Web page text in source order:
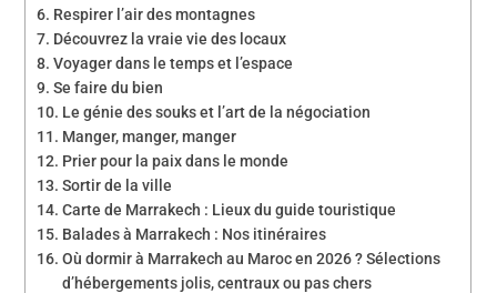
Respirer l’air des montagnes
Découvrez la vraie vie des locaux
Voyager dans le temps et l’espace
Se faire du bien
Le génie des souks et l’art de la négociation
Manger, manger, manger
Prier pour la paix dans le monde
Sortir de la ville
Carte de Marrakech : Lieux du guide touristique
Balades à Marrakech : Nos itinéraires
Où dormir à Marrakech au Maroc en 2026 ? Sélections
d’hébergements jolis, centraux ou pas chers